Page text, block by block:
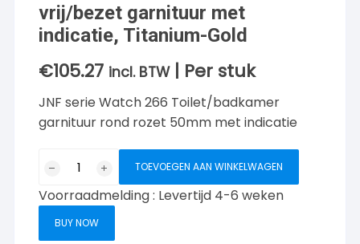
vrij/bezet garnituur met
indicatie, Titanium-Gold
€105.27 incl. BTW | Per stuk
JNF serie Watch 266 Toilet/badkamer
garnituur rond rozet 50mm met indicatie
Natur-
Watch
TOEVOEGEN AAN WINKELWAGEN
Voorraadmelding : Levertijd 4-6 weken
BUY NOW